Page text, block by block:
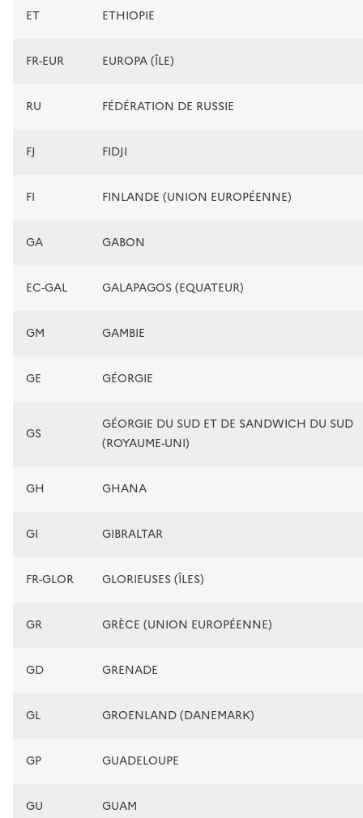
ET ETHIOPIE
FR-EUR EUROPA (ÎLE)
RU FÉDÉRATION DE RUSSIE
FJ FIDJI
FI FINLANDE (UNION EUROPÉENNE)
GA GABON
EC-GAL GALAPAGOS (EQUATEUR)
GM GAMBIE
GE GÉORGIE
GS
GÉORGIE DU SUD ET DE SANDWICH DU SUD
(ROYAUME-UNI)
GH GHANA
GI GIBRALTAR
FR-GLOR GLORIEUSES (ÎLES)
GR GRÈCE (UNION EUROPÉENNE)
GD GRENADE
GL GROENLAND (DANEMARK)
GP GUADELOUPE
GU GUAM